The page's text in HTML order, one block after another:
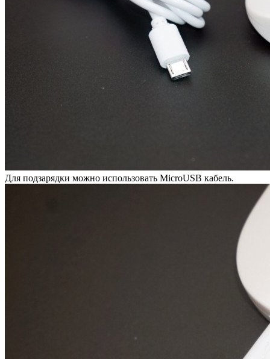
Для подзарядки можно использовать MicroUSB кабель.